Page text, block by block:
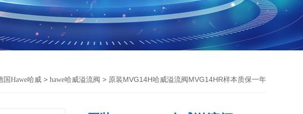
国Hawe哈威 > hawe哈威溢流阀 > 原装MVG14H哈威溢流阀MVG14HR样本质保一年